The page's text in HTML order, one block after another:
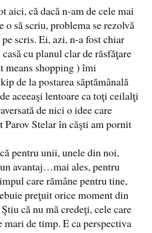
aici, că dacă n-am de cele mai
o să scriu, problema se rezolvă
scris. Ei, azi, n-a fost chiar
cu planul clar de răsfăţare
means shopping ) îmi
de la postarea săptămânală
aceeaşi lentoare ca toţi ceilalţi
de nici o idee care
Parov Stelar în căşti am pornit
pentru unii, unele din noi,
avantaj…mai ales, pentru
care rămâne pentru tine,
preţuit orice moment din
că nu mă credeţi, cele care
mari de timp. E ca perspectiva